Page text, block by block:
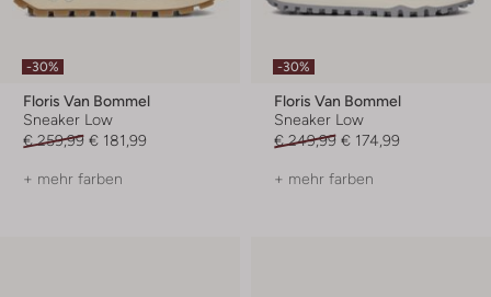
-30%
Floris Van Bommel
Sneaker Low
€ 259,99 € 181,99
+ mehr farben
-30%
Floris Van Bommel
Sneaker Low
€ 249,99 € 174,99
+ mehr farben